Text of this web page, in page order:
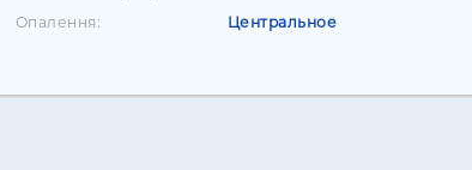
Опалення:
Центральное